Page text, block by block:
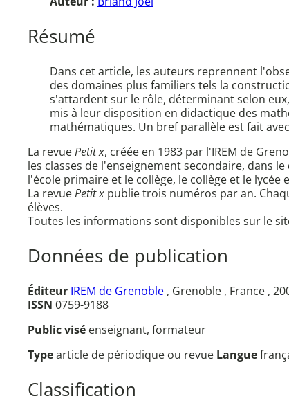
Résumé
Dans cet article, les auteurs reprennent
des domaines plus familiers tels la
s'attardent sur le rôle, déterminant selon
mis à leur disposition en didactique des
mathématiques. Un bref parallèle est fait
La revuePetit x, créée en 1983 par l'IREM de
les classes de l'enseignement secondaire, dans
l'école primaire et le collège, le collège et le
La revuePetit x publie trois numéros par an.
élèves.
Toutes les informations sont disponibles sur le
Données de publication
Éditeur IREM de Grenoble , Grenoble , France ,
ISSN 0759-9188
Public visé enseignant, formateur
Typearticle de périodique ou revue Langue
Classification